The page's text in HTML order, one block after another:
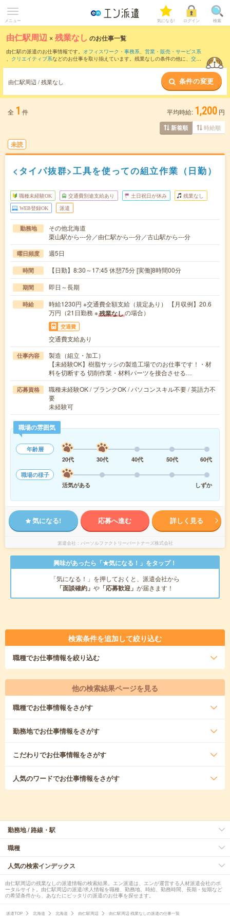
メニュー 気になる! ログイン 検索
由仁駅周辺 ×残業なし のお仕事一覧
由仁駅の派遣のお仕事情報です。 オフィスワーク・事務系、 営業・販売・サービス系
、 クリエイティブ系などのお仕事を取り揃えています。残業なしの条件の他に、 交通
由仁駅周辺 / 残業なし 条件の変更
全 1 件 平均時給: 1,200 円
新着順 時給順
未読
<タイパ抜群>工具を使っての組立作業（日勤）
職種未経験OK 交通費別途支給あり 土日祝日が休み 残業なし
WEB登録OK 派遣
勤務地
その他北海道
栗山駅から---分／由仁駅から---分／古山駅から---分
曜日頻度 週5日
時間 【日勤】8:30～17:45 休憩75分 [実働]8時間00分
期間 即日～長期
時給
時給1230円 ※交通費全額支給（規定あり） 【月収例】20.6
万円（21日勤務 ※残業なしの場合）
交通費
交通費支給あり
仕事内容
製造（組立・加工）
【未経験OK】樹脂サッシの製造工場でのお仕事です！・材
料を切断する 切削作業・材料パーツを接合させる…
応募資格
職種未経験OK / ブランクOK / パソコンスキル不要 / 英語力不
要
未経験可
職場の雰囲気
年齢層
20代
30代 40代 50代
60代
職場の様子
活気がある
しずか
気になる! 応募へ進む 詳しく見る
派遣会社 パーソルファクトリーパートナーズ株式会社
興味があったら「★気になる！」をタップ！
「気になる！」を押しておくと、派遣会社から
「面談確約」 や 「応募歓迎」 が届きます！
検索条件を追加して絞り込む
職種でお仕事情報を絞り込む
他の検索結果ページを見る
職種でお仕事情報をさがす
勤務地でお仕事情報をさがす
こだわりでお仕事情報をさがす
人気のワードでお仕事情報をさがす
勤務地 / 路線・駅
職種
人気の検索インデックス
由仁駅周辺の残業なしの派遣情報の検索結果。エン派遣は、エンが運営する人材派遣会社のポ
ータルサイト。由仁駅周辺の派遣/求人情報を職種、勤務地、時給、勤務時間、長期・短期など
の希望条件から、あなたにピッタリの派遣のお仕事を探せます。
派遣TOP 北海道 北海道 由仁駅周辺 由仁駅周辺 残業なしの派遣の仕事一覧